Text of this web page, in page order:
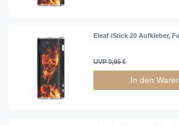
Eleaf iStick 20 Aufkleber,
UVP 0,95 €
In den